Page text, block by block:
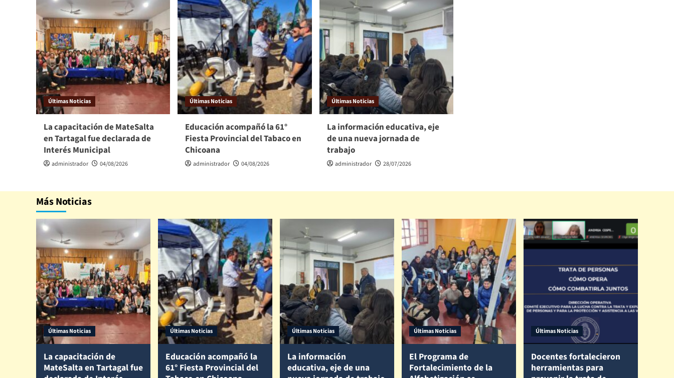
Últimas Noticias
La capacitación de MateSalta
en Tartagal fue declarada de
Interés Municipal
administrador 04/08/2026
Últimas Noticias
Educación acompañó la 61°
Fiesta Provincial del Tabaco en
Chicoana
administrador 04/08/2026
Últimas Noticias
La información educativa, eje
de una nueva jornada de
trabajo
administrador 28/07/2026
Más Noticias
Últimas Noticias
La capacitación de
MateSalta en Tartagal fue
Últimas Noticias
Educación acompañó la
61° Fiesta Provincial del
Últimas Noticias
La información
educativa, eje de una
Últimas Noticias
El Programa de
Fortalecimiento de la
Últimas Noticias
Docentes fortalecieron
herramientas para